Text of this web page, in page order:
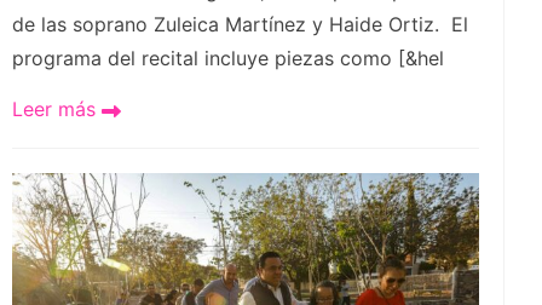
de las soprano Zuleica Martínez y Haide Ortiz. El
programa del recital incluye piezas como [&hel
Leer más